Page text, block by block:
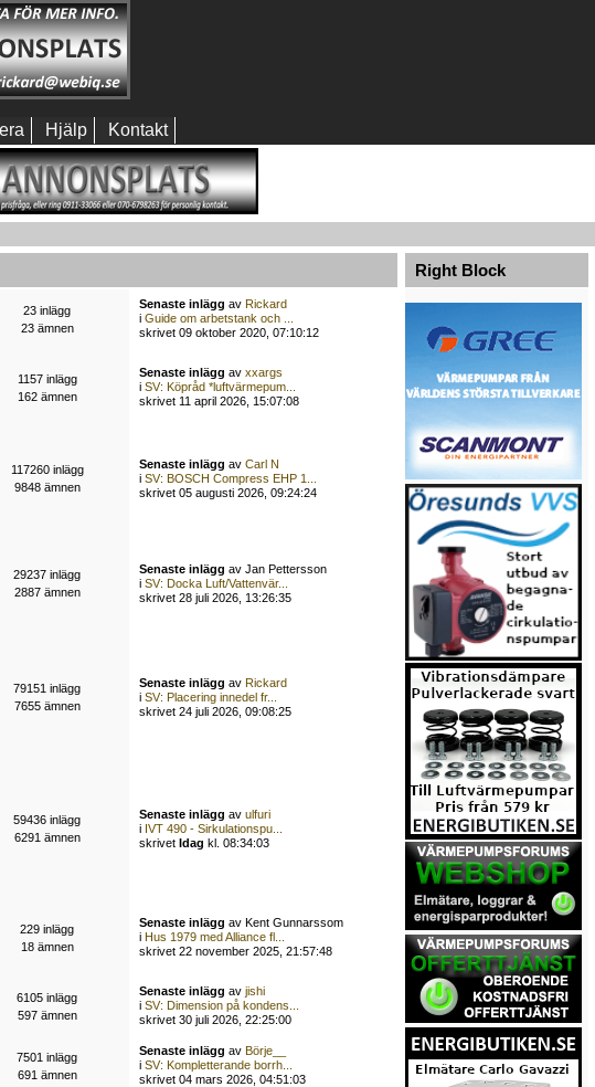
Hjälp Kontakt
23 inlägg
23 ämnen
Senaste inlägg avRickard
iGuide om arbetstank och ...
skrivet 09 oktober 2020, 07:10:12
1157 inlägg
162 ämnen
Senaste inlägg avxxargs
iSV: Köpråd *luftvärmepum...
skrivet 11 april 2026, 15:07:08
117260 inlägg
9848 ämnen
Senaste inlägg avCarl N
iSV: BOSCH Compress EHP 1...
skrivet 05 augusti 2026, 09:24:24
29237 inlägg
2887 ämnen
Senaste inlägg av Jan Pettersson
iSV: Docka Luft/Vattenvär...
skrivet 28 juli 2026, 13:26:35
79151 inlägg
7655 ämnen
Senaste inlägg avRickard
iSV: Placering innedel fr...
skrivet 24 juli 2026, 09:08:25
59436 inlägg
6291 ämnen
Senaste inlägg avulfuri
i IVT 490 - Sirkulationspu...
skrivetIdag kl. 08:34:03
229 inlägg
18 ämnen
Senaste inlägg av Kent Gunnarssom
iHus 1979 med Alliance fl...
skrivet 22 november 2025, 21:57:48
6105 inlägg
597 ämnen
Senaste inlägg avjishi
iSV: Dimension på kondens...
skrivet 30 juli 2026, 22:25:00
7501 inlägg
691 ämnen
Senaste inlägg avBörje__
iSV: Kompletterande borrh...
skrivet 04 mars 2026, 04:51:03
Right Block